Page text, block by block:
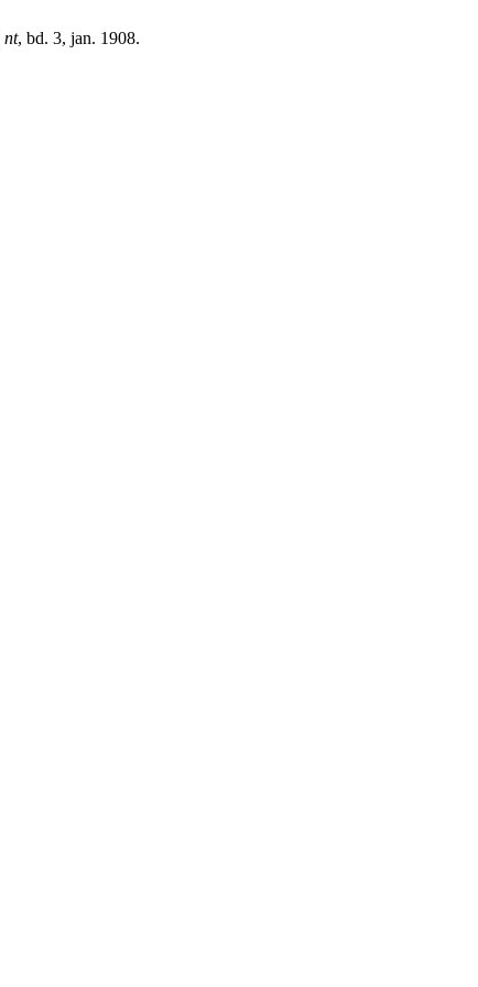
nt, bd. 3, jan. 1908.